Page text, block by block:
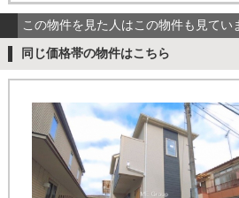
この物件を見た人はこの物件も見てい
同じ価格帯の物件はこちら